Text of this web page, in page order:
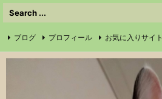
ブログ プロフィール お気に入りサイト
信仰の証 Instagram